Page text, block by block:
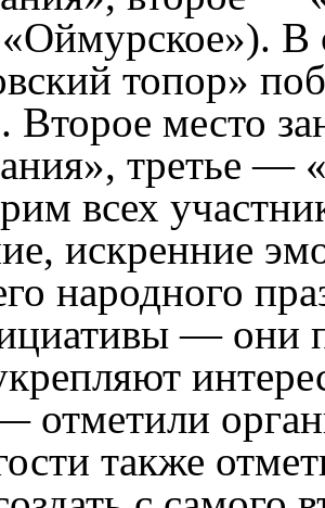
В
топор»
место
третье —
всех
искренние
народного
— они
отметили
также